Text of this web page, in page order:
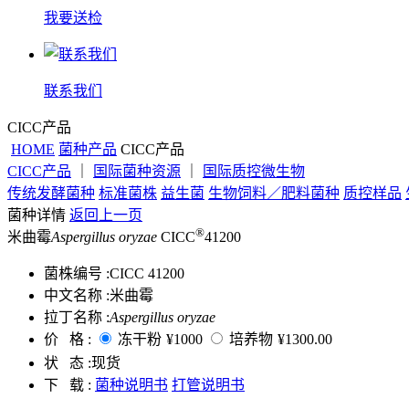
我要送检
联系我们
CICC产品
HOME 菌种产品 CICC产品
CICC产品
国际菌种资源
国际质控微生物
传统发酵菌种 标准菌株 益生菌 生物饲料／肥料菌种 质控样品
菌种详情 返回上一页
米曲霉Aspergillus oryzae CICC®41200
菌株编号 :CICC 41200
中文名称 :米曲霉
拉丁名称 :Aspergillus oryzae
价 格 :
冻干粉 ¥1000 培养物 ¥1300.00
状 态 :现货
下 载 : 菌种说明书 打管说明书